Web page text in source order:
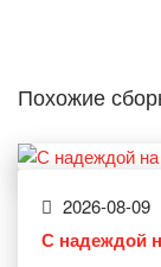
Похожие
2026-08-09
С надеждой